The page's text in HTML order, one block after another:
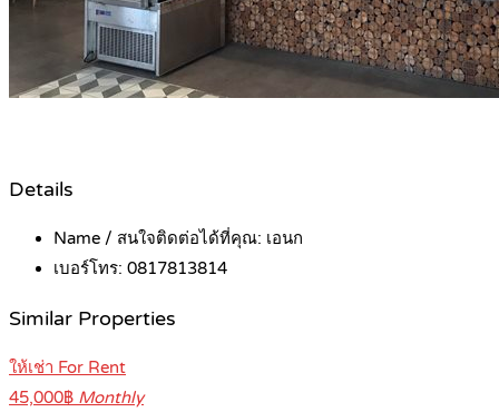
Details
Name / สนใจติดต่อได้ที่คุณ: เอนก
เบอร์โทร: 0817813814
Similar Properties
ให้เช่า For Rent
45,000฿ Monthly